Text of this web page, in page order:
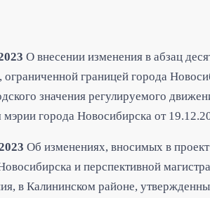
О внесении изменения в абзац
границей города
значения регулируемого
города Новосибирска от
Об изменениях, вносимых в
и перспективной
в Калининском районе,